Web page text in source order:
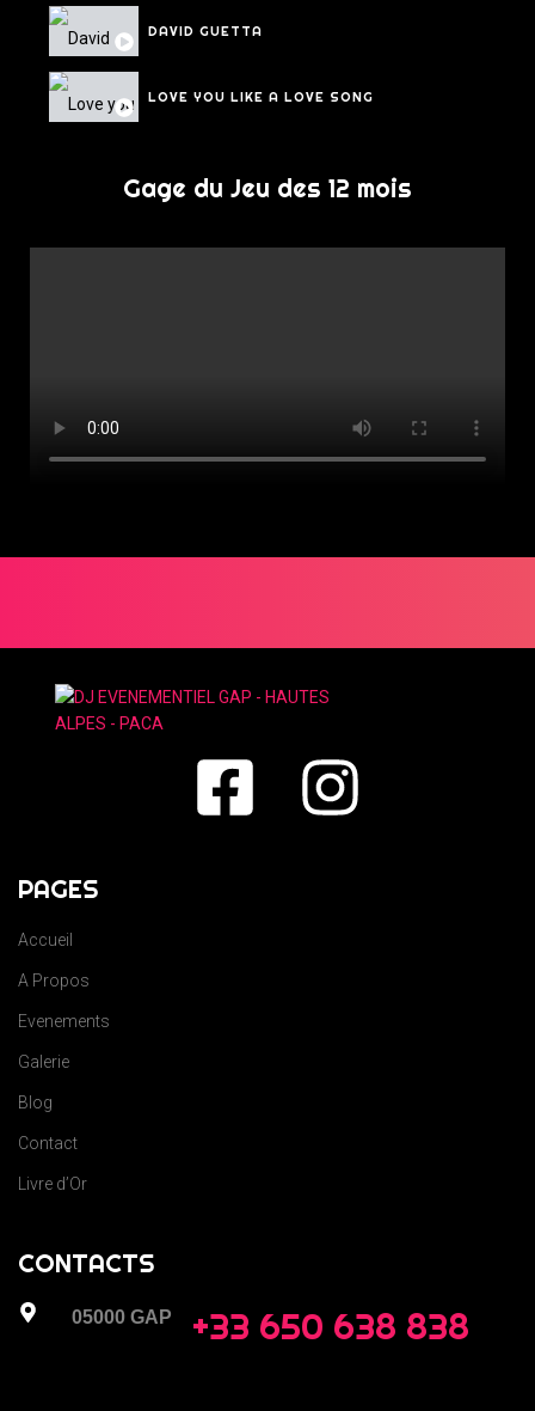
DAVID GUETTA
LOVE YOU LIKE A LOVE SONG
Gage du Jeu des 12 mois
PAGES
Accueil
A Propos
Evenements
Galerie
Blog
Contact
Livre d’Or
CONTACTS
05000 GAP +33 650 638 838